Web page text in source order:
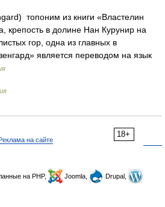
топоним из книги «Властелин
крепость в долине Нан Курунир на
гор, одна из главных в
является переводом на язык
18+
на сайте
на PHP, Joomla,
Drupal,